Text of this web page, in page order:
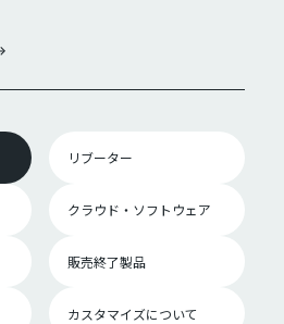
リブーター
クラウド・ソフトウェア
販売終了製品
カスタマイズについて